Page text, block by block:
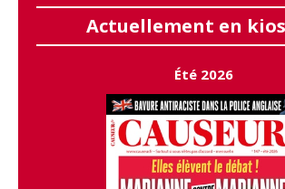
Actuellement en
Été 2026